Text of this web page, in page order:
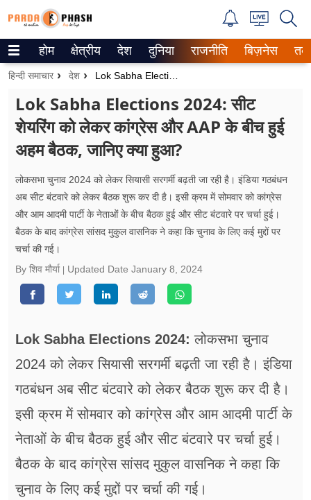
Trending on Google News
वेब स्टोरीज
उत्तर प्रदेश
गैलरी
वीडियो
रिलेशनशिप
जीवन मंत्रा
सेहत
ब्‍यूटी
जॉब्स
शिक्षा
होम क्षेत्रीय देश दुनिया राजनीति बिज़नेस
हिन्दी समाचार देश
Lok Sabha Elections 2024: सीट
शेयरिंग को लेकर कांग्रेस और AAP के बीच हुई
अहम बैठक, जानिए क्या हुआ?
लोकसभा चुनाव 2024 को लेकर सियासी सरगर्मी बढ़ती जा रही है। इंडिया गठबंधन
अब सीट बंटवारे को लेकर बैठक शुरू कर दी है। इसी क्रम में सोमवार को कांग्रेस
और आम आदमी पार्टी के नेताओं के बीच बैठक हुई और सीट बंटवारे पर चर्चा हुई।
बैठक के बाद कांग्रेस सांसद मुकुल वासनिक ने कहा कि चुनाव के लिए कई मुद्दों पर
चर्चा की गई।
By शिव मौर्या
Updated Date January 8, 2024
Lok Sabha Elections 2024: लोकसभा चुनाव
2024 को लेकर सियासी सरगर्मी बढ़ती जा रही है। इंडिया
गठबंधन अब सीट बंटवारे को लेकर बैठक शुरू कर दी है।
इसी क्रम में सोमवार को कांग्रेस और आम आदमी पार्टी के
नेताओं के बीच बैठक हुई और सीट बंटवारे पर चर्चा हुई।
बैठक के बाद कांग्रेस सांसद मुकुल वासनिक ने कहा कि
चुनाव के लिए कई मुद्दों पर चर्चा की गई।